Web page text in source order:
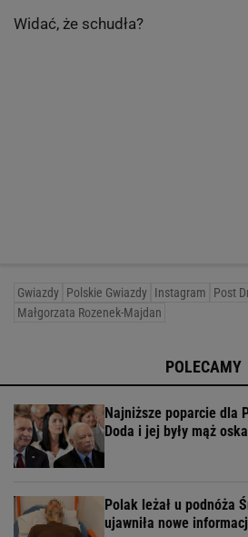
Widać, że schudła?
Gwiazdy Polskie Gwiazdy Instagram
Post
Małgorzata Rozenek-Majdan
POLECAMY
Najniższe poparcie dla
Doda i jej były mąż
Polak leżał u podnóża
ujawniła nowe